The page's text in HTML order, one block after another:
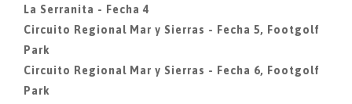
La Serranita - Fecha 4
Circuito Regional Mar y Sierras - Fecha 5, Footgolf
Park
Circuito Regional Mar y Sierras - Fecha 6, Footgolf
Park